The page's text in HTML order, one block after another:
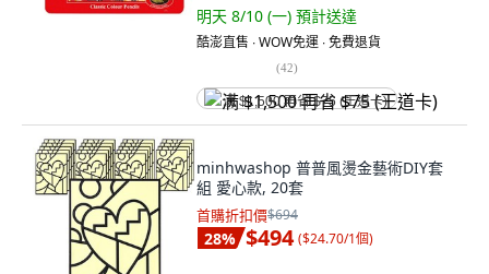
明天 8/10 (一) 預計送達
酷澎直售 ∙ WOW免運 ∙ 免費退貨
(42)
满 $1,500 再省 $75 (王道卡)
minhwashop 普普風燙金藝術DIY套
組 愛心款, 20套
首購折扣價$694
28% $494 ($24.70/1個)